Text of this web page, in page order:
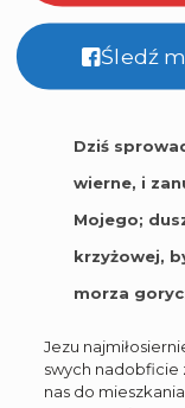
Śledź
Dziś
wierne, i
Mojego;
krzyżowej,
morza
Jezu
swych nadobficie
nas do